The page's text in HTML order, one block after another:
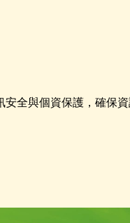
安全與個資保護，確保